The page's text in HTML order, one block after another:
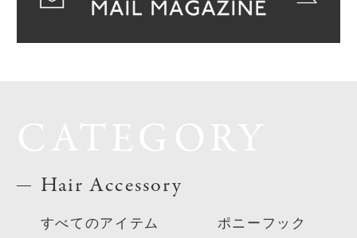
Hair Accessory
すべてのアイテム ポニーフック